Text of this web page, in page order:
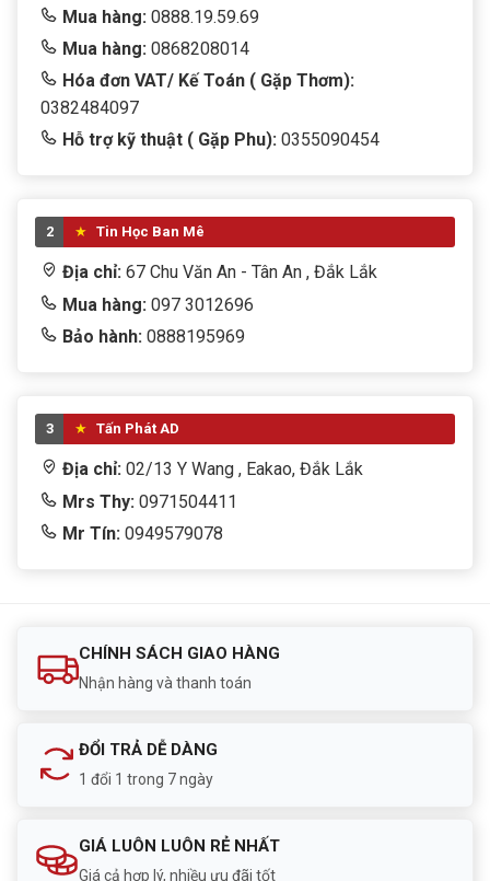
AI Phát hiện người & xe
H.265+
Chuẩn bảo vệ
Ứng dụng Hik-Connect
Thương hiệu HIKVISION
Camera IP
Độ phân giải
video
H.265+
Full Color
360degree
Auto Tracking Có Auto Tracking
Mua hàng: 0888.19.59.69
Mua hàng: 0868208014
Hóa đơn VAT/ Kế Toán ( Gặp Thơm):
0382484097
Hỗ trợ kỹ thuật ( Gặp Phu): 0355090454
2 Tin Học Ban Mê
Địa chỉ: 67 Chu Văn An - Tân An , Đắk Lắk
Mua hàng: 097 3012696
Bảo hành: 0888195969
3 Tấn Phát AD
Địa chỉ: 02/13 Y Wang , Eakao, Đắk Lắk
Mrs Thy: 0971504411
Mr Tín: 0949579078
CHÍNH SÁCH GIAO HÀNG
Nhận hàng và thanh toán
ĐỔI TRẢ DỄ DÀNG
1 đổi 1 trong 7 ngày
GIÁ LUÔN LUÔN RẺ NHẤT
Giá cả hợp lý, nhiều ưu đãi tốt